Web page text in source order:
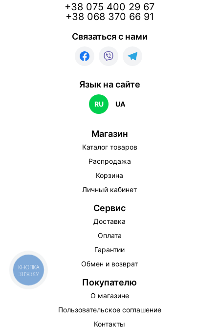
+38 075 400 29 67
+38 068 370 66 91
Связаться с нами
Язык на сайте
RU UA
Магазин
Каталог товаров
Распродажа
Корзина
Личный кабинет
Сервис
Доставка
Оплата
Гарантии
Обмен и возврат
Покупателю
О магазине
Пользовательское соглашение
Контакты
КНОПКА
ЗВ'ЯЗКУ